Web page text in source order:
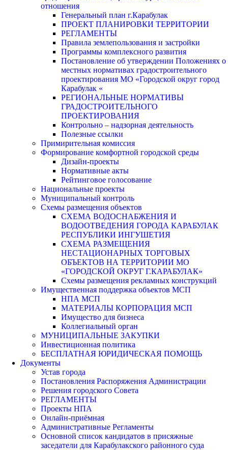
отношения
Генеральный план г.Карабулак
ПРОЕКТ ПЛАНИРОВКИ ТЕРРИТОРИИ
РЕГЛАМЕНТЫ
Правила землепользования и застройки
Программы комплексного развития
Постановление об утверждении Положениях о
местных нормативах градостроительного
проектирования МО «Городской округ город
Карабулак «
РЕГИОНАЛЬНЫЕ НОРМАТИВЫ
ГРАДОСТРОИТЕЛЬНОГО
ПРОЕКТИРОВАНИЯ
Контрольно – надзорная деятельность
Полезные ссылки
Примирительная комиссия
Формирование комфортной городской среды
Дизайн-проекты
Нормативные акты
Рейтинговое голосование
Национальные проекты
Муниципальный контроль
Схемы размещения объектов
СХЕМА ВОДОСНАБЖЕНИЯ И
ВОДООТВЕДЕНИЯ ГОРОДА КАРАБУЛАК
РЕСПУБЛИКИ ИНГУШЕТИЯ
СХЕМА РАЗМЕЩЕНИЯ
НЕСТАЦИОНАРНЫХ ТОРГОВЫХ
ОБЪЕКТОВ НА ТЕРРИТОРИИ МО
«ГОРОДСКОЙ ОКРУГ Г.КАРАБУЛАК»
Схемы размещения рекламных конструкций
Имущественная поддержка объектов МСП
НПА МСП
МАТЕРИАЛЫ КОРПОРАЦИЯ МСП
Имущество для бизнеса
Коллегиальный орган
МУНИЦИПАЛЬНЫЕ ЗАКУПКИ
Инвестиционная политика
БЕСПЛАТНАЯ ЮРИДИЧЕСКАЯ ПОМОЩЬ
Документы
Устав города
Постановления Распоряжения Администрации
Решения городского Совета
РЕГЛАМЕНТЫ
Проекты НПА
Онлайн-приёмная
Административные Регламенты
Основной список кандидатов в присяжные
заседатели для Карабулакского районного суда